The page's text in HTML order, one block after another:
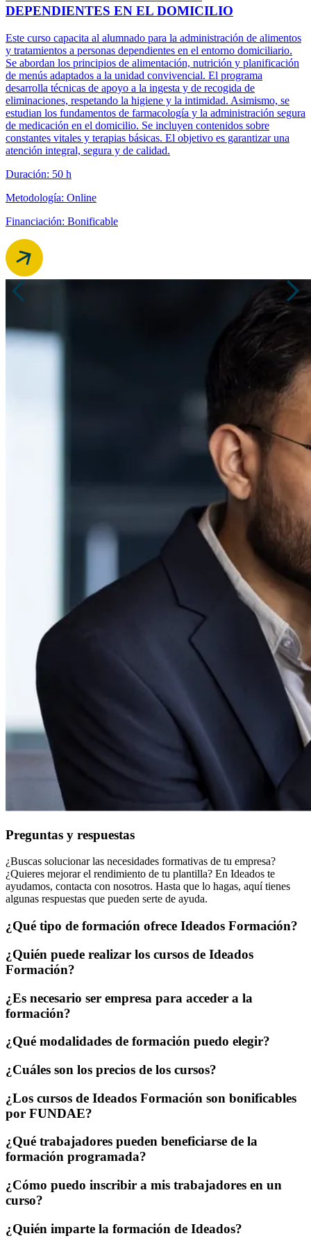
DEPENDIENTES EN EL DOMICILIO
Este curso capacita al alumnado para la administración de alimentos
y tratamientos a personas dependientes en el entorno domiciliario.
Se abordan los principios de alimentación, nutrición y planificación
de menús adaptados a la unidad convivencial. El programa
desarrolla técnicas de apoyo a la ingesta y de recogida de
eliminaciones, respetando la higiene y la intimidad. Asimismo, se
estudian los fundamentos de farmacología y la administración segura
de medicación en el domicilio. Se incluyen contenidos sobre
constantes vitales y terapias básicas. El objetivo es garantizar una
atención integral, segura y de calidad.
Duración: 50 h
Metodología: Online
Financiación: Bonificable
Preguntas y respuestas
¿Buscas solucionar las necesidades formativas de tu empresa?
¿Quieres mejorar el rendimiento de tu plantilla? En Ideados te
ayudamos, contacta con nosotros. Hasta que lo hagas, aquí tienes
algunas respuestas que pueden serte de ayuda.
¿Qué tipo de formación ofrece Ideados Formación?
¿Quién puede realizar los cursos de Ideados
Formación?
¿Es necesario ser empresa para acceder a la
formación?
¿Qué modalidades de formación puedo elegir?
¿Cuáles son los precios de los cursos?
¿Los cursos de Ideados Formación son bonificables
por FUNDAE?
¿Qué trabajadores pueden beneficiarse de la
formación programada?
¿Cómo puedo inscribir a mis trabajadores en un
curso?
¿Quién imparte la formación de Ideados?